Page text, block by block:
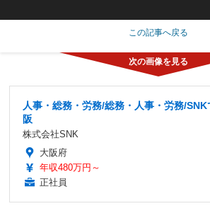
この記事へ戻る
人事・総務・労務/総務・人事・労務/
阪
株式会社SNK
大阪府
年収480万円～
正社員